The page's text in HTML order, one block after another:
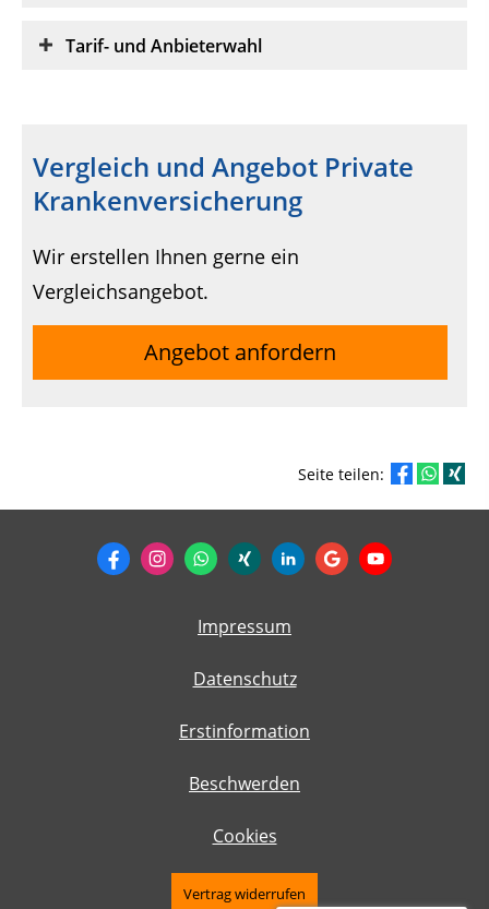
Tarif- und Anbieterwahl
Vergleich und Angebot Private
Krankenversicherung
Wir erstellen Ihnen gerne ein
Vergleichsangebot.
Angebot anfordern
Seite teilen:
Impressum
Datenschutz
Erstinformation
Beschwerden
Cookies
Vertrag widerrufen